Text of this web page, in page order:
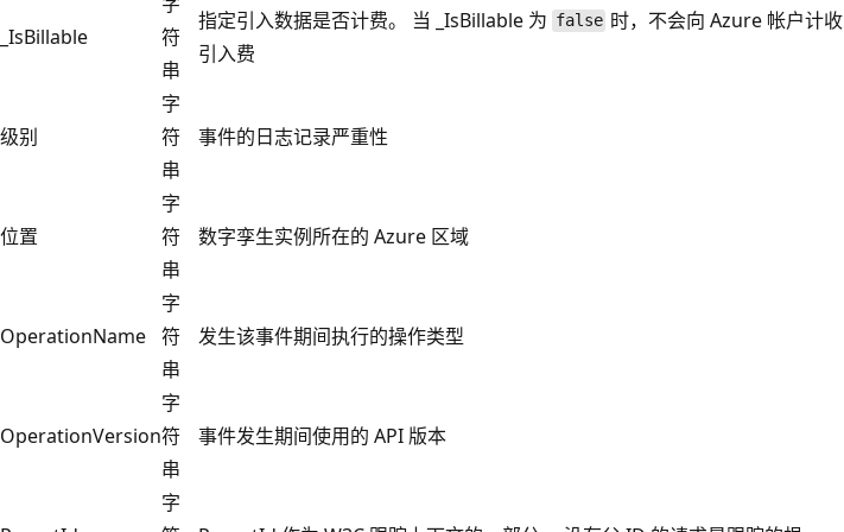
_IsBillable
符
串
指定引入数据是否计费。 当 _IsBillable 为 false 时，不会向 Azure 帐户计收
引入费
级别
字
符
串
事件的日志记录严重性
位置
字
符
串
数字孪生实例所在的 Azure 区域
OperationName
字
符
串
发生该事件期间执行的操作类型
OperationVersion
字
符
串
事件发生期间使用的 API 版本
字